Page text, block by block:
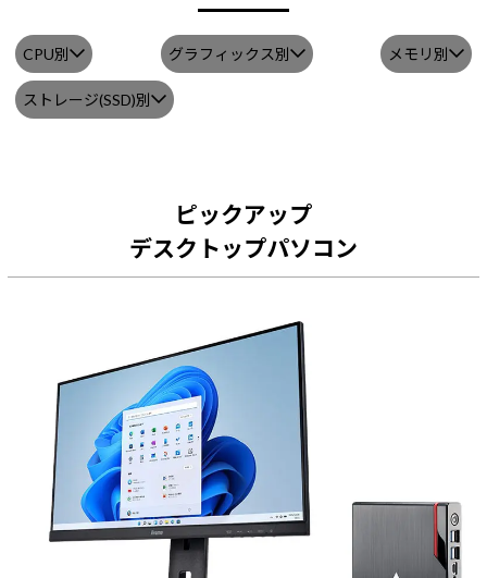
CPU別 グラフィックス別 メモリ別
ストレージ(SSD)別
ピックアップ
デスクトップパソコン